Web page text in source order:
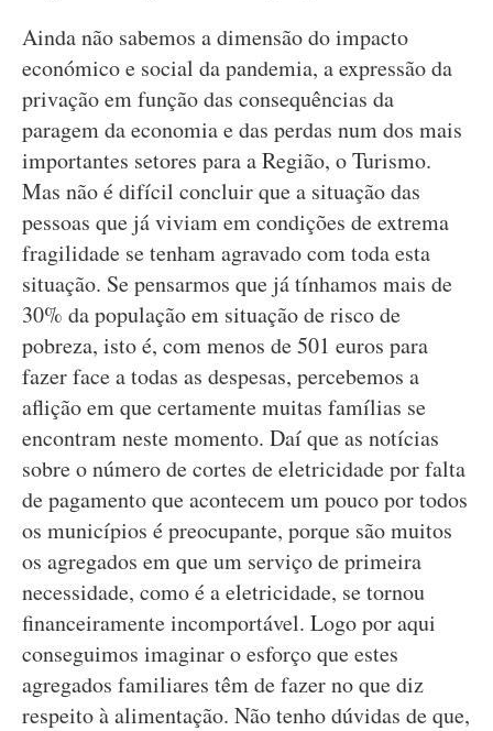
Ainda não sabemos a dimensão do impacto
económico e social da pandemia, a expressão da
privação em função das consequências da
paragem da economia e das perdas num dos mais
importantes setores para a Região, o Turismo.
Mas não é difícil concluir que a situação das
pessoas que já viviam em condições de extrema
fragilidade se tenham agravado com toda esta
situação. Se pensarmos que já tínhamos mais de
30% da população em situação de risco de
pobreza, isto é, com menos de 501 euros para
fazer face a todas as despesas, percebemos a
aflição em que certamente muitas famílias se
encontram neste momento. Daí que as notícias
sobre o número de cortes de eletricidade por falta
de pagamento que acontecem um pouco por todos
os municípios é preocupante, porque são muitos
os agregados em que um serviço de primeira
necessidade, como é a eletricidade, se tornou
financeiramente incomportável. Logo por aqui
conseguimos imaginar o esforço que estes
agregados familiares têm de fazer no que diz
respeito à alimentação. Não tenho dúvidas de que,